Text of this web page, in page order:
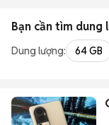
Bạn cần tìm dung
Dung lượng: 64 GB